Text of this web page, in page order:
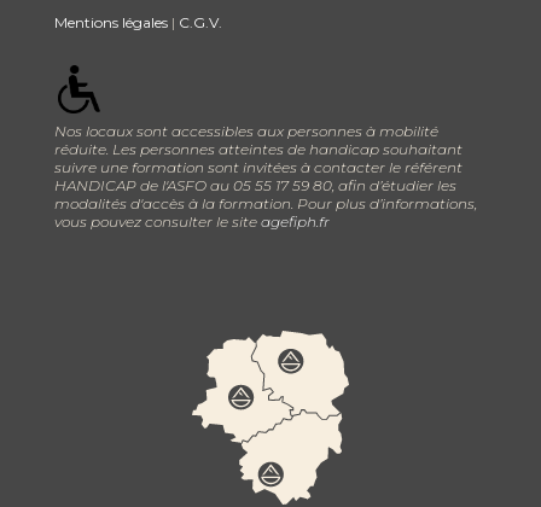
Mentions légales| C.G.V.
Nos locaux sont accessibles aux personnes à mobilité
réduite. Les personnes atteintes de handicap souhaitant
suivre une formation sont invitées à contacter le référent
HANDICAP de l'ASFO au 05 55 17 59 80, afin d’étudier les
modalités d'accès à la formation. Pour plus d’informations,
vous pouvez consulter le site agefiph.fr